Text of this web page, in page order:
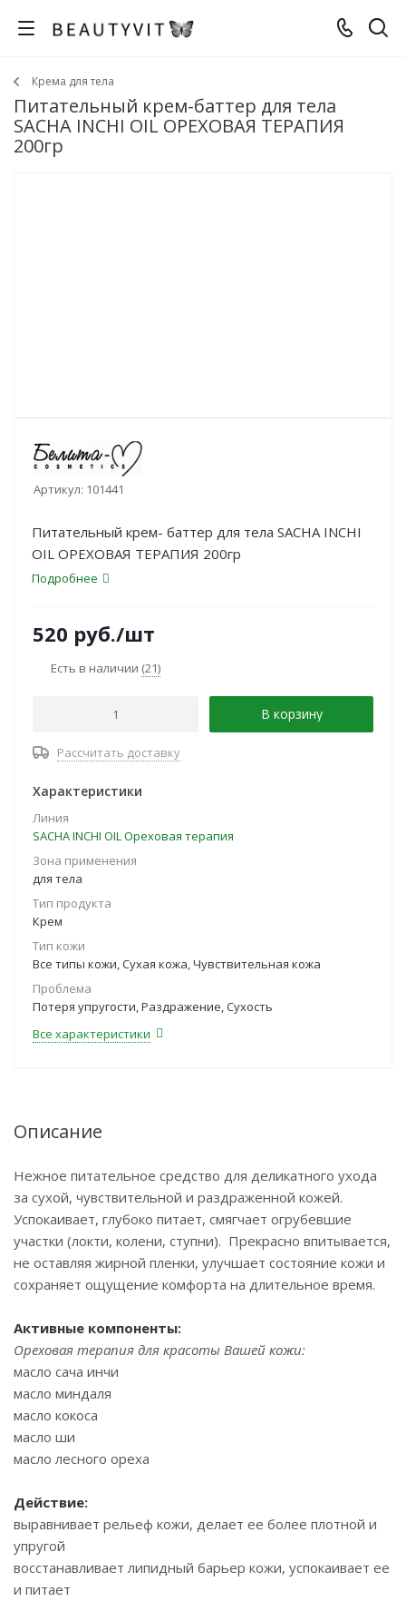
Крема для тела
Питательный крем-баттер для тела
SACHA INCHI OIL ОРЕХОВАЯ ТЕРАПИЯ
200гр
Артикул: 101441
Питательный крем- баттер для тела SACHA INCHI
OIL ОРЕХОВАЯ ТЕРАПИЯ 200гр
Подробнее
520 руб./шт
Есть в наличии (21)
В корзину
Рассчитать доставку
Характеристики
Линия
SACHA INCHI OIL Ореховая терапия
Зона применения
для тела
Тип продукта
Крем
Тип кожи
Все типы кожи, Сухая кожа, Чувствительная кожа
Проблема
Потеря упругости, Раздражение, Сухость
Все характеристики
Описание
Нежное питательное средство для деликатного ухода
за сухой, чувствительной и раздраженной кожей.
Успокаивает, глубоко питает, смягчает огрубевшие
участки (локти, колени, ступни). Прекрасно впитывается,
не оставляя жирной пленки, улучшает состояние кожи и
сохраняет ощущение комфорта на длительное время.
Активные компоненты:
Ореховая терапия для красоты Вашей кожи:
масло сача инчи
масло миндаля
масло кокоса
масло ши
масло лесного ореха
Действие:
выравнивает рельеф кожи, делает ее более плотной и
упругой
восстанавливает липидный барьер кожи, успокаивает ее
и питает